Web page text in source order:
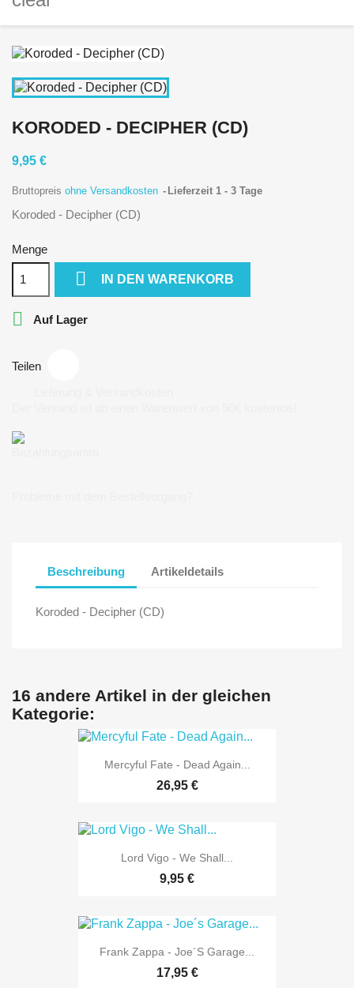
KORODED - DECIPHER (CD)
9,95 €
Bruttopreis ohne Versandkosten Lieferzeit 1 - 3 Tage
Koroded - Decipher (CD)
Menge
 IN DEN WARENKORB
 Auf Lager
Teilen
Beschreibung Artikeldetails
Koroded - Decipher (CD)
16 andere Artikel in der gleichen
Kategorie:
Mercyful Fate - Dead Again...
26,95 €
Lord Vigo - We Shall...
9,95 €
Frank Zappa - Joe´s Garage...
17,95 €